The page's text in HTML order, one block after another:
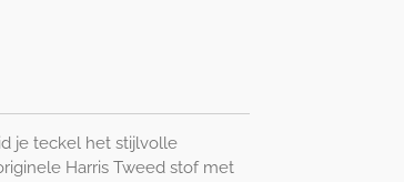
je teckel het stijlvolle
Harris Tweed stof met